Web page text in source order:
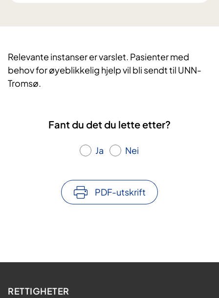
Relevante instanser er varslet. Pasienter med
behov for øyeblikkelig hjelp vil bli sendt til UNN-
Tromsø.
Fant du det du lette etter?
Ja Nei
PDF-utskrift
RETTIGHETER